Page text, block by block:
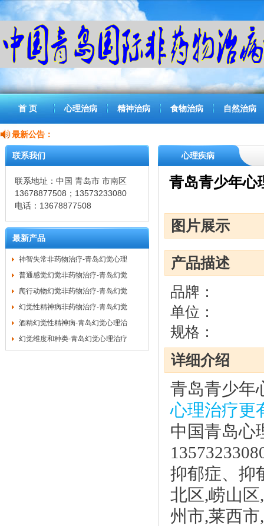
首 页 心理治病 精神治病 食物治病 自然治病
最新公告：
联系我们
联系地址：中国 青岛市 市南区
13678877508；13573233080
电话：13678877508
最新产品
神智失常非药物治疗-青岛幻觉心理
普通感觉幻觉非药物治疗-青岛幻觉
爬行动物幻觉非药物治疗-青岛幻觉
幻觉性精神病非药物治疗-青岛幻觉
酒精幻觉性精神病-青岛幻觉心理治
幻觉维度和种类-青岛幻觉心理治疗
心理疾病
青岛青少年心
图片展示
产品描述
品牌：
单位：
规格：
详细介绍
青岛青少年
心理治疗更
中国青岛心
抑郁症、抑
北区,崂山
州市,莱西